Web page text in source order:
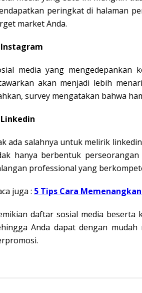
peringkat di halaman
market Anda.
Instagram
media yang
akan menjadi lebih
survey mengatakan bahwa
Linkedin
ada salahnya untuk melirik
hanya berbentuk
professional yang
juga : 5 Tips Cara
daftar sosial media
Anda dapat dengan